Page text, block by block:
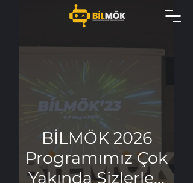
BİLMÖK 2026
Programımız Çok
Yakında Sizlerle...